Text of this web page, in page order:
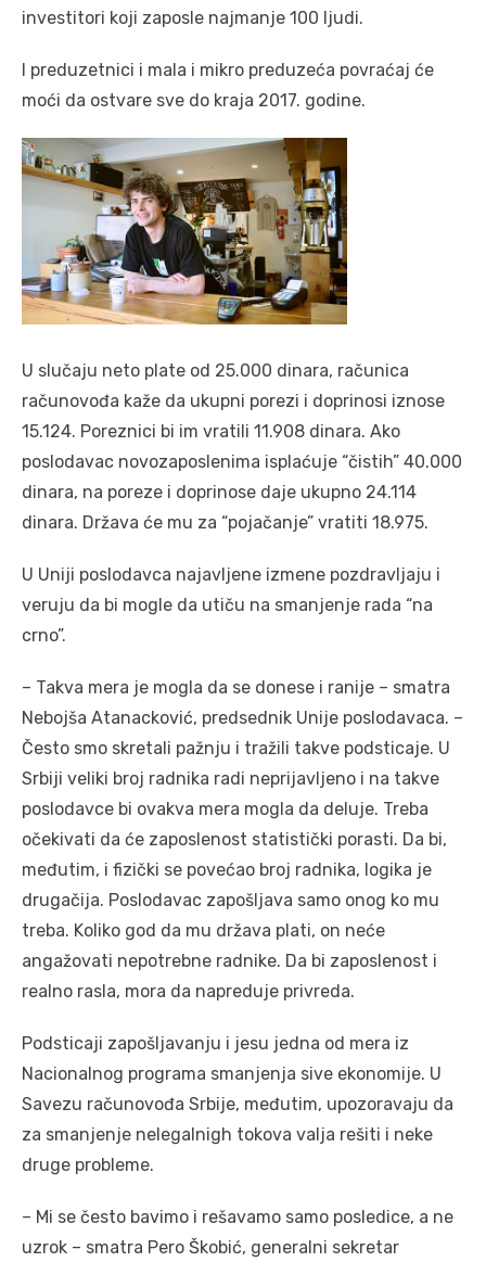
investitori koji zaposle najmanje 100 ljudi.
I preduzetnici i mala i mikro preduzeća povraćaj će
moći da ostvare sve do kraja 2017. godine.
U slučaju neto plate od 25.000 dinara, računica
računovođa kaže da ukupni porezi i doprinosi iznose
15.124. Poreznici bi im vratili 11.908 dinara. Ako
poslodavac novozaposlenima isplaćuje “čistih” 40.000
dinara, na poreze i doprinose daje ukupno 24.114
dinara. Država će mu za “pojačanje” vratiti 18.975.
U Uniji poslodavca najavljene izmene pozdravljaju i
veruju da bi mogle da utiču na smanjenje rada “na
crno”.
– Takva mera je mogla da se donese i ranije – smatra
Nebojša Atanacković, predsednik Unije poslodavaca. –
Često smo skretali pažnju i tražili takve podsticaje. U
Srbiji veliki broj radnika radi neprijavljeno i na takve
poslodavce bi ovakva mera mogla da deluje. Treba
očekivati da će zaposlenost statistički porasti. Da bi,
međutim, i fizički se povećao broj radnika, logika je
drugačija. Poslodavac zapošljava samo onog ko mu
treba. Koliko god da mu država plati, on neće
angažovati nepotrebne radnike. Da bi zaposlenost i
realno rasla, mora da napreduje privreda.
Podsticaji zapošljavanju i jesu jedna od mera iz
Nacionalnog programa smanjenja sive ekonomije. U
Savezu računovođa Srbije, međutim, upozoravaju da
za smanjenje nelegalnigh tokova valja rešiti i neke
druge probleme.
– Mi se često bavimo i rešavamo samo posledice, a ne
uzrok – smatra Pero Škobić, generalni sekretar